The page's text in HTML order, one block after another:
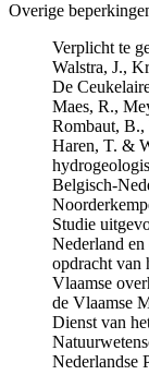
Overige
Verplicht te
Walstra, J.,
De
Maes, R.,
Rombaut, B.,
Haren, T. &
Belgisch-
Studie
Nederland
opdracht van
Vlaamse
de Vlaamse
Dienst van
Nederlandse